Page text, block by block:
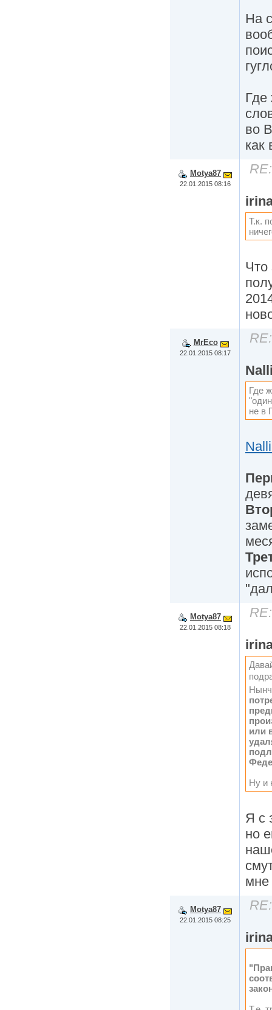
На
Где
во
как
Motya87
22.01.2015 08:16
Т.к.
Что
MrEco
22.01.2015 08:17
Где
не в
Motya87
22.01.2015 08:18
или
Ну и
Я с
но
мне
Motya87
22.01.2015 08:25